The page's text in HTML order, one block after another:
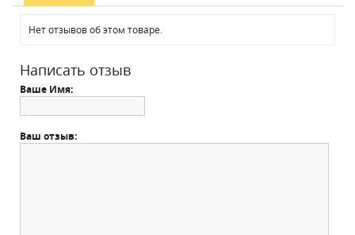
Нет отзывов об этом товаре.
Написать отзыв
Ваше Имя:
Ваш отзыв: